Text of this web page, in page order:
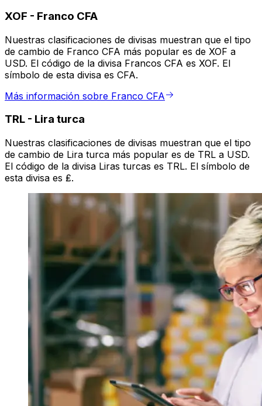
XOF - Franco CFA
Nuestras clasificaciones de divisas muestran que el tipo
de cambio de Franco CFA más popular es de XOF a
USD. El código de la divisa Francos CFA es XOF. El
símbolo de esta divisa es CFA.
Más información sobre Franco CFA
TRL - Lira turca
Nuestras clasificaciones de divisas muestran que el tipo
de cambio de Lira turca más popular es de TRL a USD.
El código de la divisa Liras turcas es TRL. El símbolo de
esta divisa es ₤.